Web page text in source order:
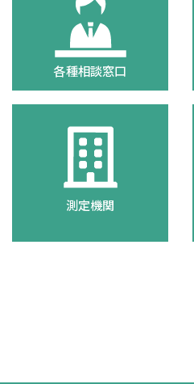
各種相談窓口
測定機関